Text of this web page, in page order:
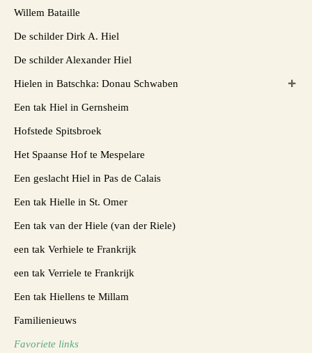
Willem Bataille
De schilder Dirk A. Hiel
De schilder Alexander Hiel
Hielen in Batschka: Donau Schwaben
Een tak Hiel in Gernsheim
Hofstede Spitsbroek
Het Spaanse Hof te Mespelare
Een geslacht Hiel in Pas de Calais
Een tak Hielle in St. Omer
Een tak van der Hiele (van der Riele)
een tak Verhiele te Frankrijk
een tak Verriele te Frankrijk
Een tak Hiellens te Millam
Familienieuws
Favoriete links